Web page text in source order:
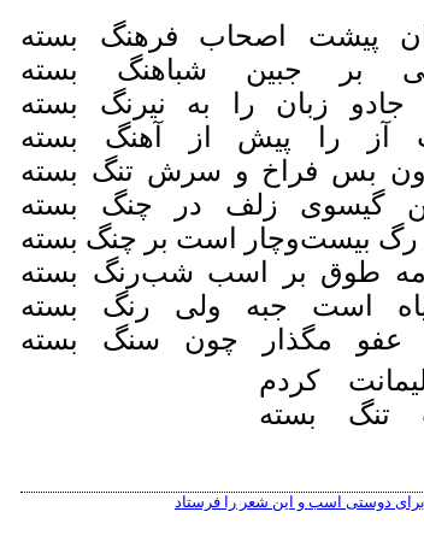
پیشت اصحاب فرهنگ بسته
بر جبین شباهنگ بسته
جادو زبان را به نیرنگ بسته
آز را پیش از آهنگ بسته
بس فراخ و سرش تنگ بسته
گیسوی زلف در چنگ بسته
رگ بیست‌وچار است بر چنگ بسته
طوق بر اسب شب‌رنگ بسته
است جبه ولی رنگ بسته
عفو مگذار چون سنگ بسته
کردم
تنگ بسته